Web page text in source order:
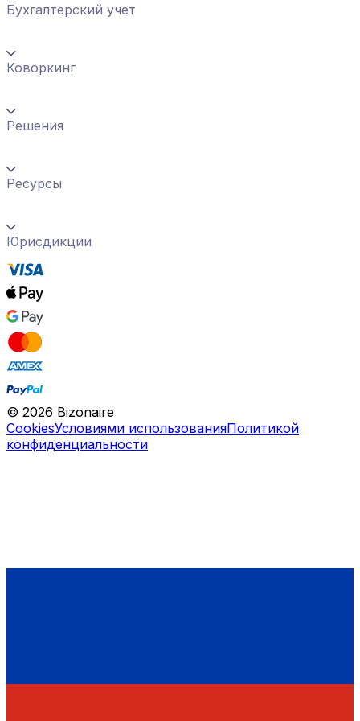
Бухгалтерский учет
Коворкинг
Решения
Ресурсы
Юрисдикции
© 2026 Bizonaire
CookiesУсловиями использованияПолитикой
конфиденциальности